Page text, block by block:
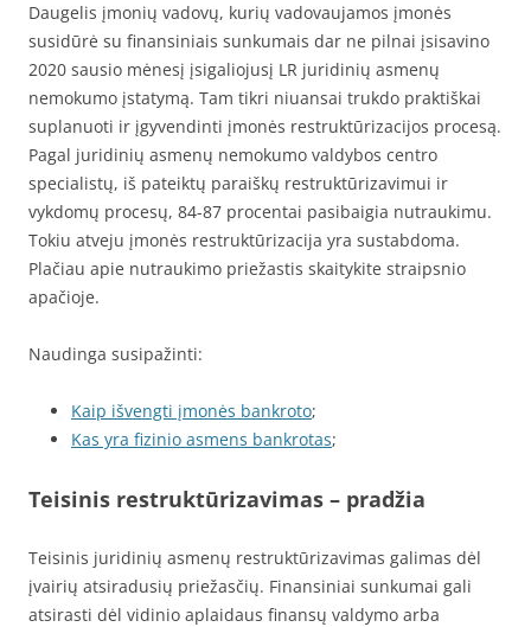
Daugelis įmonių vadovų, kurių vadovaujamos įmonės
susidūrė su finansiniais sunkumais dar ne pilnai įsisavino
2020 sausio mėnesį įsigaliojusį LR juridinių asmenų
nemokumo įstatymą. Tam tikri niuansai trukdo praktiškai
suplanuoti ir įgyvendinti įmonės restruktūrizacijos procesą.
Pagal juridinių asmenų nemokumo valdybos centro
specialistų, iš pateiktų paraiškų restruktūrizavimui ir
vykdomų procesų, 84-87 procentai pasibaigia nutraukimu.
Tokiu atveju įmonės restruktūrizacija yra sustabdoma.
Plačiau apie nutraukimo priežastis skaitykite straipsnio
apačioje.
Naudinga susipažinti:
Kaip išvengti įmonės bankroto;
Kas yra fizinio asmens bankrotas;
Teisinis restruktūrizavimas – pradžia
Teisinis juridinių asmenų restruktūrizavimas galimas dėl
įvairių atsiradusių priežasčių. Finansiniai sunkumai gali
atsirasti dėl vidinio aplaidaus finansų valdymo arba